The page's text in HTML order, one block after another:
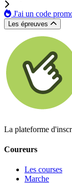
J'ai un code
Les épreuves
La plateforme
Coureurs
Les courses
Marche